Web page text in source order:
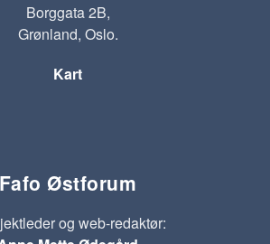
Borggata 2B,
Grønland, Oslo.
Kart
Fafo Østforum
og web-redaktør: